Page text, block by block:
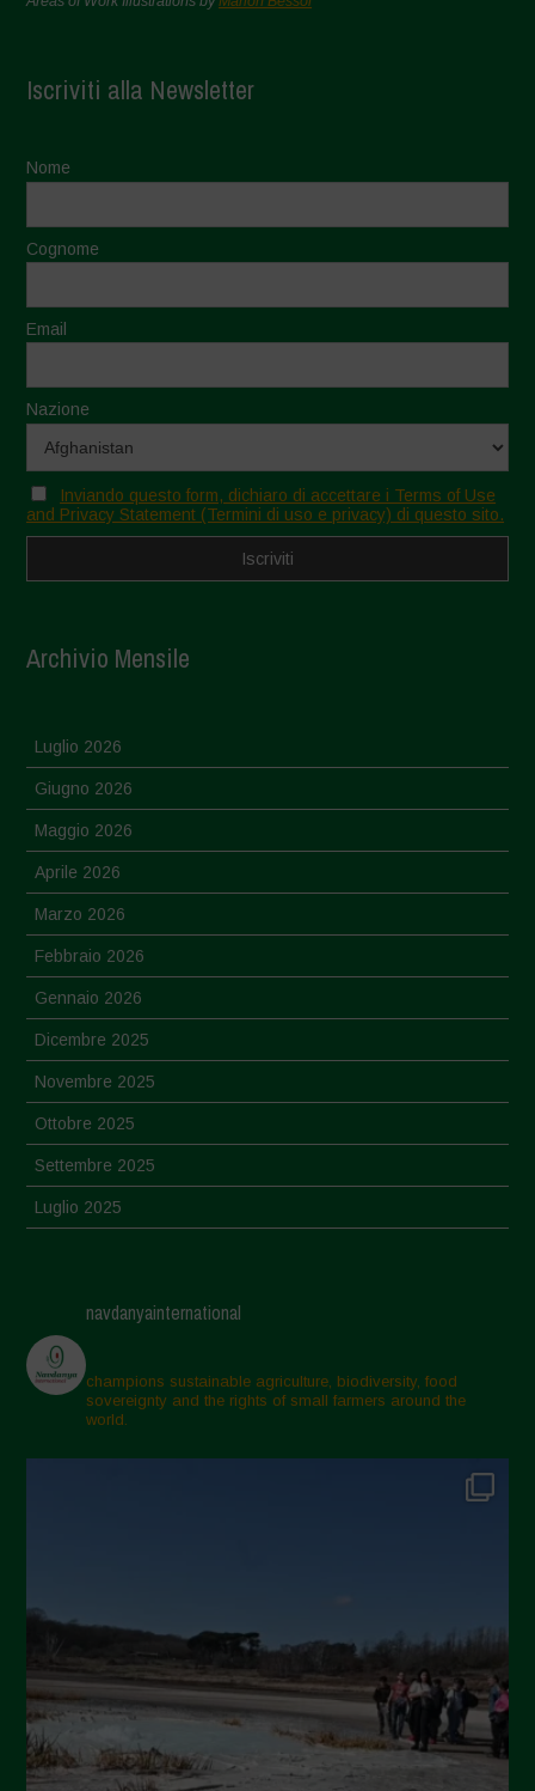
Iscriviti alla Newsletter
Nome
Cognome
Email
Nazione
Inviando questo form, dichiaro di accettare i Terms of Use
and Privacy Statement (Termini di uso e privacy) di questo sito.
Archivio Mensile
Luglio 2026
Giugno 2026
Maggio 2026
Aprile 2026
Marzo 2026
Febbraio 2026
Gennaio 2026
Dicembre 2025
Novembre 2025
Ottobre 2025
Settembre 2025
Luglio 2025
Aprile 2025
Marzo 2025
Febbraio 2025
Gennaio 2025
Settembre 2024
Luglio 2024
Maggio 2024
Aprile 2024
navdanyainternational
champions sustainable agriculture, biodiversity, food
sovereignty and the rights of small farmers around the
world.